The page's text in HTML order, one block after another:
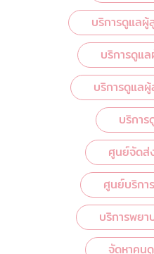
บริการดูแลผู้
บริการดูแ
บริการดูแล
บริกา
ศูนย์จัดส่
ศูนย์บริกา
บริการพย
จัดหาคน